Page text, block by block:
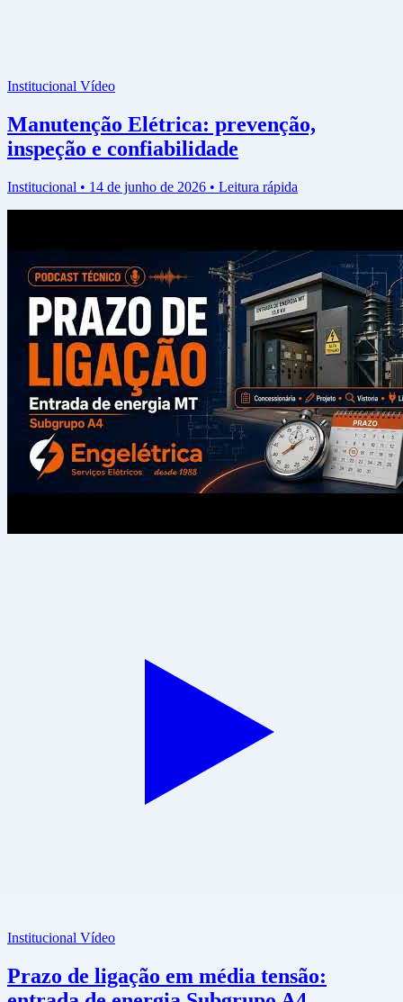
Institucional Vídeo
Manutenção Elétrica: prevenção,
inspeção e confiabilidade
Institucional • 14 de junho de 2026 • Leitura rápida
Institucional Vídeo
Prazo de ligação em média tensão: